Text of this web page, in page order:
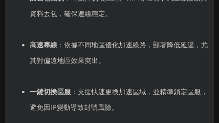
資料丟包，確保連線穩定。
高速專線：依據不同地區優化加速線路，顯著降低延遲，尤
其對偏遠地區效果突出。
一鍵切換區服：支援快速更換加速區域，並精準鎖定區服，
避免因IP變動導致封號風險。